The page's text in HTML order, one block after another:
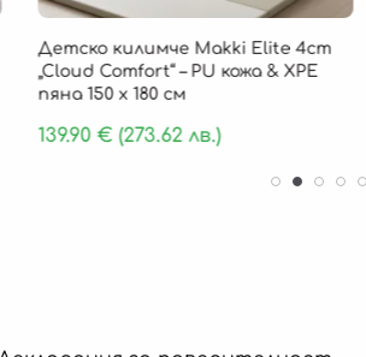
Детско килимче Makki Elite 4cm
„Cloud Comfort“ – PU кожа & XPE
пяна 150 х 180 см
139.90€(273.62 лв.)